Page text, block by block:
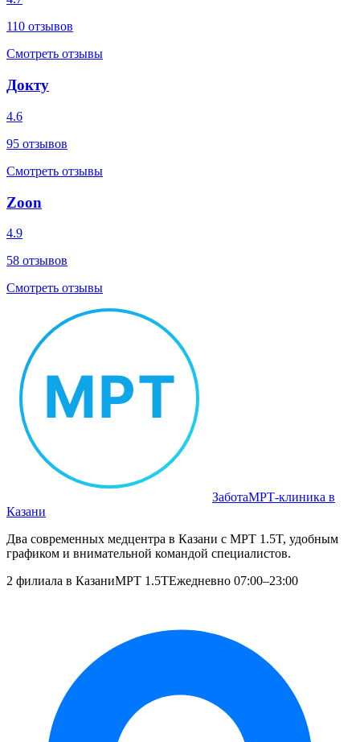
110 отзывов
Смотреть отзывы
Докту
4.6
95 отзывов
Смотреть отзывы
Zoon
4.9
58 отзывов
Смотреть отзывы
ЗаботаМРТ‑клиника в
Казани
Два современных медцентра в Казани с МРТ 1.5T, удобным
графиком и внимательной командой специалистов.
2 филиала в КазаниМРТ 1.5TЕжедневно 07:00–23:00